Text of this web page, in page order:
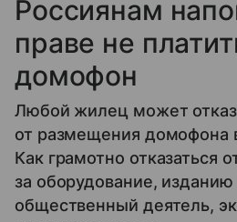
Россиянам
праве не
домофон
Любой жилец может
от размещения домофона
Как грамотно отказаться
за оборудование, изданию
общественный деятель,